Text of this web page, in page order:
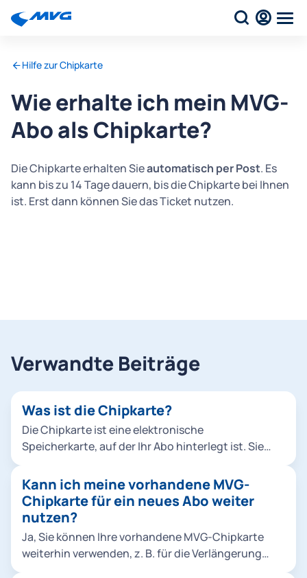
Hilfe zur Chipkarte
Wie erhalte ich mein MVG-
Abo als Chipkarte?
Die Chipkarte erhalten Sieautomatisch per Post. Es
kann bis zu 14 Tage dauern, bis die Chipkarte bei Ihnen
ist. Erst dann können Sie das Ticket nutzen.
Verwandte Beiträge
Was ist die Chipkarte?
Die Chipkarte ist eine elektronische
Speicherkarte, auf der Ihr Abo hinterlegt ist. Sie
Fahrscheinprüfung vorgezeigt werden.
Kann ich meine vorhandene MVG-
Chipkarte für ein neues Abo weiter
nutzen?
Ja, Sie können Ihre vorhandene MVG-Chipkarte
weiterhin verwenden, z. B. für die Verlängerung